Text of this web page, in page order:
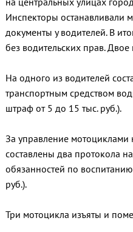
Инспекторы останавливали
документы у водителей. В
без водительских прав.
На одного из водителей
транспортным средством
штраф от 5 до 15 тыс. руб.).
За управление
составлены два протокола
обязанностей по
руб.).
Три мотоцикла изъяты и